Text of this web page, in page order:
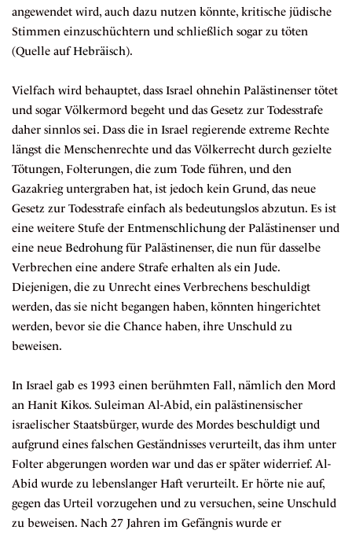
angewendet wird, auch dazu nutzen könnte, kritische jüdische
Stimmen einzuschüchtern und schließlich sogar zu töten
(Quelle aufHebräisch).
Vielfach wird behauptet, dass Israel ohnehin Palästinenser tötet
und sogar Völkermord begeht und das Gesetz zur Todesstrafe
daher sinnlos sei. Dass die in Israel regierende extreme Rechte
längst die Menschenrechte und das Völkerrecht durch gezielte
Tötungen, Folterungen, die zum Tode führen, und den
Gazakrieg untergraben hat, ist jedoch kein Grund, das neue
Gesetz zur Todesstrafe einfach als bedeutungslos abzutun. Es ist
eine weitere Stufe der Entmenschlichungder Palästinenser und
eine neue Bedrohungfür Palästinenser, die nun für dasselbe
Verbrechen eine andere Strafe erhalten als ein Jude.
Diejenigen, die zu Unrecht eines Verbrechens beschuldigt
werden, das sie nicht begangen haben, könnten hingerichtet
werden, bevor sie die Chance haben, ihre Unschuld zu
beweisen.
In Israel gab es 1993 einen berühmten Fall, nämlich den Mord
an Hanit Kikos. Suleiman Al-Abid, ein palästinensischer
israelischer Staatsbürger, wurde des Mordes beschuldigt und
aufgrund eines falschen Geständnisses verurteilt, das ihm unter
Folter abgerungen worden war und das er später widerrief. Al-
Abid wurde zu lebenslanger Haft verurteilt. Er hörte nie auf,
gegen das Urteil vorzugehen und zu versuchen, seine Unschuld
zu beweisen. Nach 27 Jahren im Gefängnis wurde er